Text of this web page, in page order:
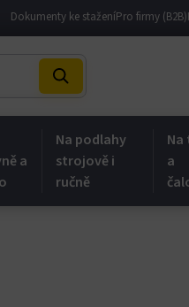
Dokumenty ke staženíPro firmy (B2B)
a
Na podlahy
strojově i
ručně
a